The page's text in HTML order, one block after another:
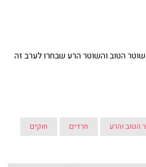
הטוב והשוטר הרע שבחרו לערב זה
הטוב והרע חרדים חוקים